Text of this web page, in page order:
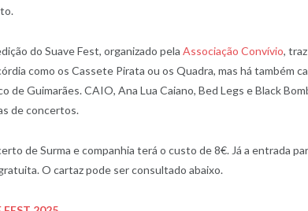
do Suave Fest, organizado pela Associação Convívio,
como os Cassete Pirata ou os Quadra, mas há também
de Guimarães. CAIO, Ana Lua Caiano, Bed Legs e Black
de concertos.
de Surma e companhia terá o custo de 8€. Já a entrada
O cartaz pode ser consultado abaixo.